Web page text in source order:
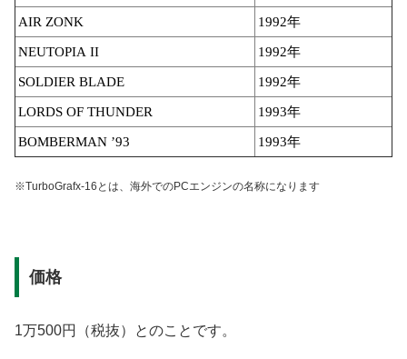
AIR ZONK 1992年
NEUTOPIA II 1992年
SOLDIER BLADE 1992年
LORDS OF THUNDER 1993年
BOMBERMAN ’93 1993年
※TurboGrafx-16とは、海外でのPCエンジンの名称になります
価格
1万500円（税抜）とのことです。